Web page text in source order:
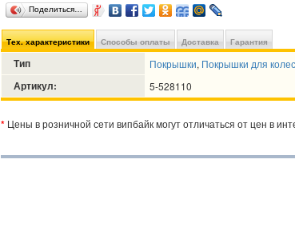
Поделиться…
Тех. характеристики Способы оплаты Доставка Гарантия
Тип Покрышки, Покрышки для
Артикул: 5-528110
* Цены в розничной сети випбайк могут отличаться от цен в